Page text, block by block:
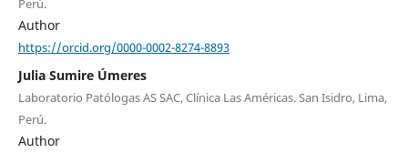
Perú.
Author
https://orcid.org/0000-0002-8274-8893
Julia Sumire Úmeres
Laboratorio Patólogas AS SAC, Clínica Las Américas. San Isidro, Lima,
Perú.
Author